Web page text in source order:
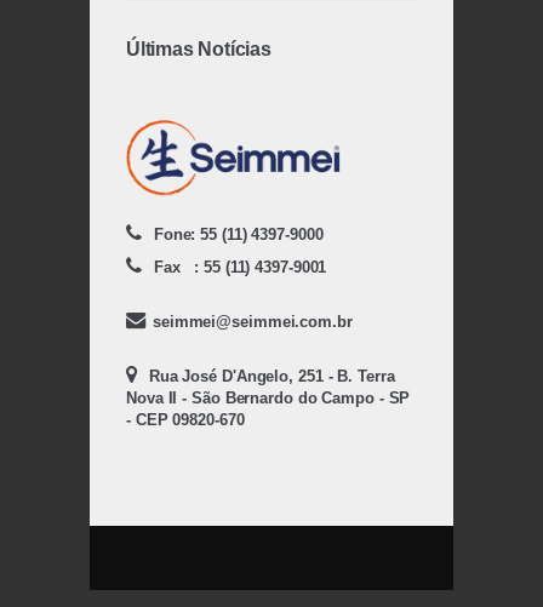
Últimas Notícias
Fone: 55 (11) 4397-9000
Fax : 55 (11) 4397-9001
seimmei@seimmei.com.br
Rua José D'Angelo, 251 - B. Terra
Nova II - São Bernardo do Campo - SP
- CEP 09820-670